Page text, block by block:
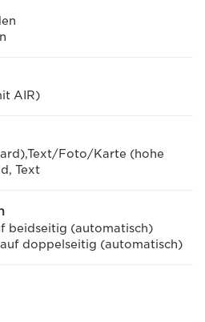
AIR)
Foto/Karte (hohe
Text
beidseitig (automatisch)
doppelseitig (automatisch)